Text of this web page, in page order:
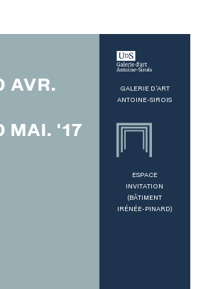
AVR.
MAI. '17
GALERIE D'ART
ANTOINE-SIROIS
ESPACE
INVITATION
(BÂTIMENT
IRÉNÉE-PINARD)